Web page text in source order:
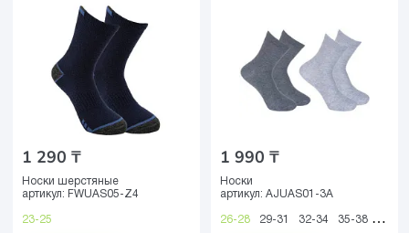
1 290 ₸
Носки шерстяные
артикул: FWUAS05-Z4
23-25
1 990 ₸
Носки
артикул: AJUAS01-3A
26-28 29-31 32-34 35-38 39-41